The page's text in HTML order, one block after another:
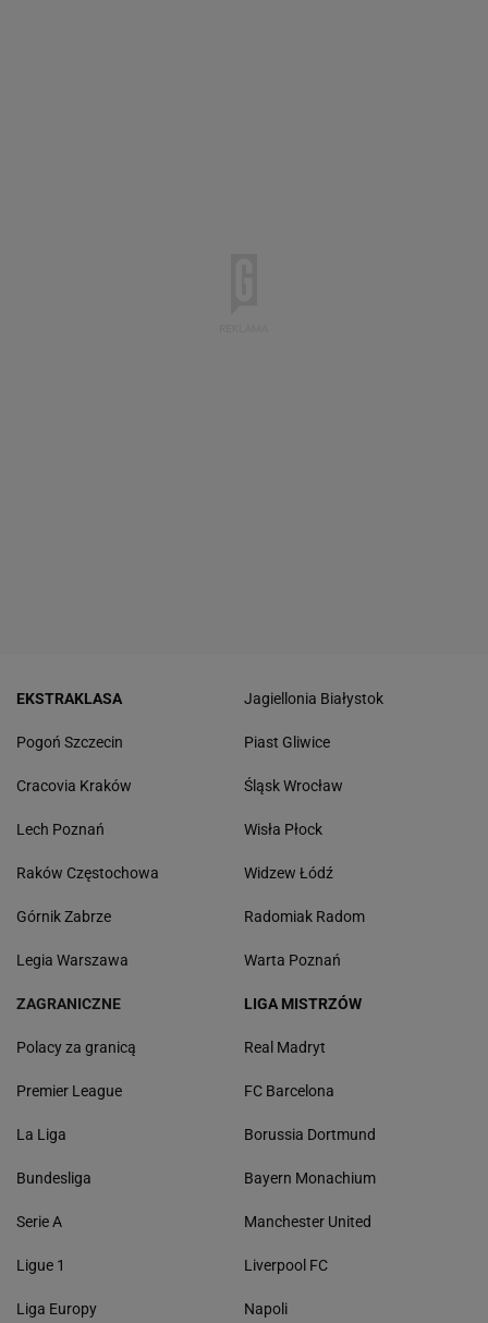
EKSTRAKLASA
Pogoń Szczecin
Cracovia Kraków
Lech Poznań
Raków Częstochowa
Górnik Zabrze
Legia Warszawa
Jagiellonia Białystok
Piast Gliwice
Śląsk Wrocław
Wisła Płock
Widzew Łódź
Radomiak Radom
Warta Poznań
ZAGRANICZNE
Polacy za granicą
Premier League
La Liga
Bundesliga
Serie A
Ligue 1
Liga Europy
LIGA MISTRZÓW
Real Madryt
FC Barcelona
Borussia Dortmund
Bayern Monachium
Manchester United
Liverpool FC
Napoli